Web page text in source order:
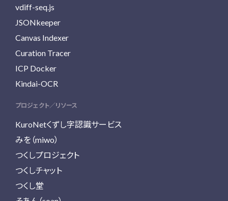
vdiff-seq.js
JSONkeeper
Canvas Indexer
Curation Tracer
ICP Docker
Kindai-OCR
プロジェクト／リソース
KuroNetくずし字認識サービス
みを（miwo）
つくしプロジェクト
つくしチャット
つくし堂